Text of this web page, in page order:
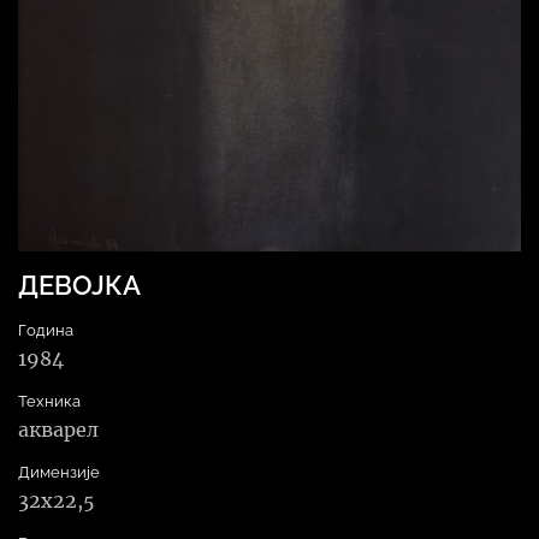
ДЕВОЈКА
Година
1984
Техника
акварел
Димензије
32х22,5